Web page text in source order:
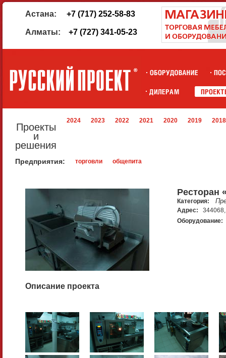
Астана: +7 (717) 252-58-83
Алматы: +7 (727) 341-05-23
Проекты
и
решения
2024 2023 2022 2021 2020 2019 2018
Предприятия: торговли общепита
Ресторан
Категория:
Адрес:
344068,
Оборудование:
Описание проекта